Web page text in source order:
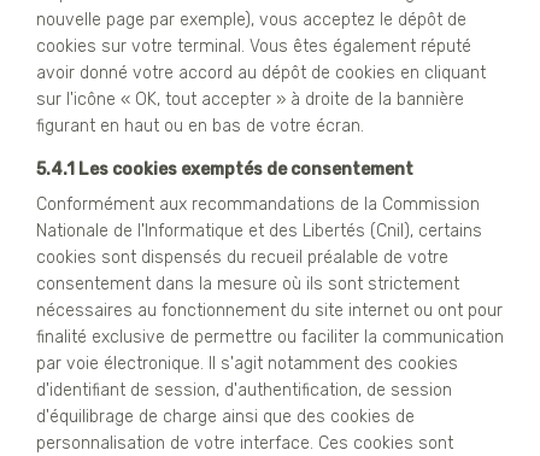
nouvelle page par exemple), vous acceptez le dépôt de
cookies sur votre terminal. Vous êtes également réputé
avoir donné votre accord au dépôt de cookies en cliquant
sur l'icône « OK, tout accepter » à droite de la bannière
figurant en haut ou en bas de votre écran.
5.4.1 Les cookies exemptés de consentement
Conformément aux recommandations de la Commission
Nationale de l'Informatique et des Libertés (Cnil), certains
cookies sont dispensés du recueil préalable de votre
consentement dans la mesure où ils sont strictement
nécessaires au fonctionnement du site internet ou ont pour
finalité exclusive de permettre ou faciliter la communication
par voie électronique. Il s'agit notamment des cookies
d'identifiant de session, d'authentification, de session
d'équilibrage de charge ainsi que des cookies de
personnalisation de votre interface. Ces cookies sont